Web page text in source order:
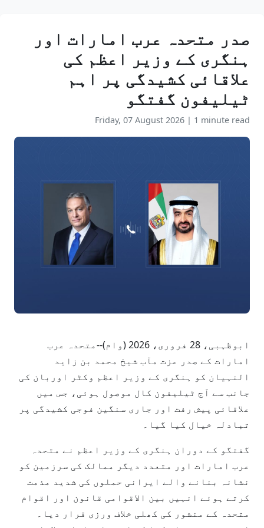
صدر متحدہ عرب امارات اور
ہنگری کے وزیر اعظم کی
علاقائی کشیدگی پر اہم
ٹیلیفون گفتگو
Friday, 07 August 2026 | 1 minute read
ابوظہبی، 28 فروری، 2026 (وام)--متحدہ عرب
امارات کے صدر عزت مآب شیخ محمد بن زاید
النہیان کو ہنگری کے وزیر اعظم وکٹر اوربان کی
جانب سے آج ٹیلیفون کال موصول ہوئی، جس میں
علاقائی پیش رفت اور جاری سنگین فوجی کشیدگی پر
تبادلہ خیال کیا گیا۔
گفتگو کے دوران ہنگری کے وزیر اعظم نے متحدہ
عرب امارات اور متعدد دیگر ممالک کی سرزمین کو
نشانہ بنانے والے ایرانی حملوں کی شدید مذمت
کرتے ہوئے انہیں بین الاقوامی قانون اور اقوام
متحدہ کے منشور کی کھلی خلاف ورزی قرار دیا۔